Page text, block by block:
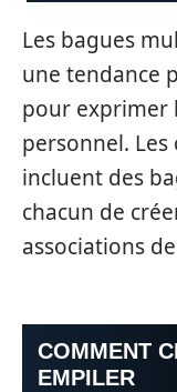
Les bagues
une tendance
pour exprimer
personnel.
incluent des
chacun de
associations
COMMENT
EMPILER